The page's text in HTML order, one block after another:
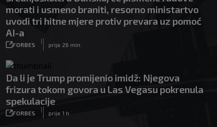
morati i usmeno braniti, resorno ministartvo
uvodi tri hitne mjere protiv prevara uz pomoć
AI-a
FORBES
|
prije 26 min.
Da li je Trump promijenio imidž: Njegova
frizura tokom govora u Las Vegasu pokrenula
spekulacije
FORBES
|
prije 1 h